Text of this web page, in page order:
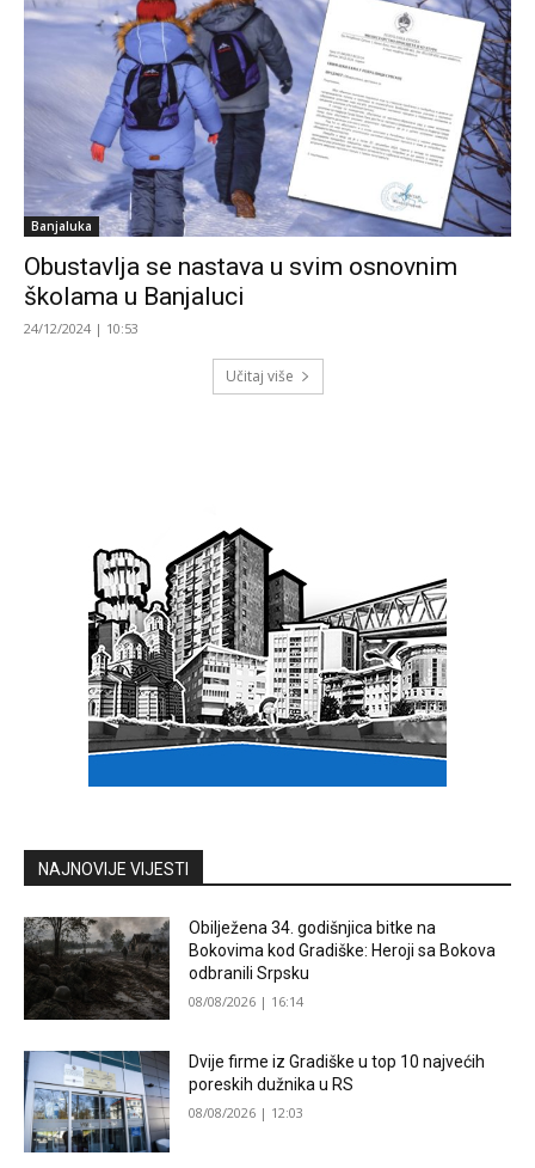
Banjaluka
Obustavlja se nastava u svim osnovnim
školama u Banjaluci
24/12/2024 | 10:53
Učitaj više
NAJNOVIJE VIJESTI
Obilježena 34. godišnjica bitke na
Bokovima kod Gradiške: Heroji sa Bokova
odbranili Srpsku
08/08/2026 | 16:14
Dvije firme iz Gradiške u top 10 najvećih
poreskih dužnika u RS
08/08/2026 | 12:03